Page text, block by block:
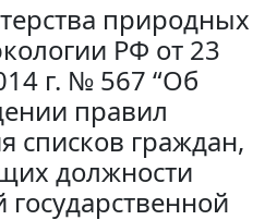
природных
РФ от 23
г. № 567 “Об
правил
списков граждан,
должности